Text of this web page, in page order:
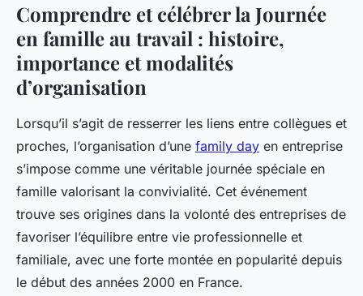
Comprendre et célébrer la Journée
en famille au travail : histoire,
importance et modalités
d’organisation
Lorsqu’il s’agit de resserrer les liens entre collègues et
proches, l’organisation d’une family day en entreprise
s’impose comme une véritable journée spéciale en
famille valorisant la convivialité. Cet événement
trouve ses origines dans la volonté des entreprises de
favoriser l’équilibre entre vie professionnelle et
familiale, avec une forte montée en popularité depuis
le début des années 2000 en France.